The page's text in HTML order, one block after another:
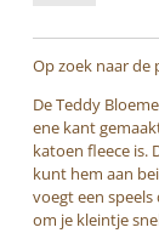
Op zoek naar de
De Teddy
ene kant
katoen fleece is.
kunt hem aan
voegt een
om je kleintje